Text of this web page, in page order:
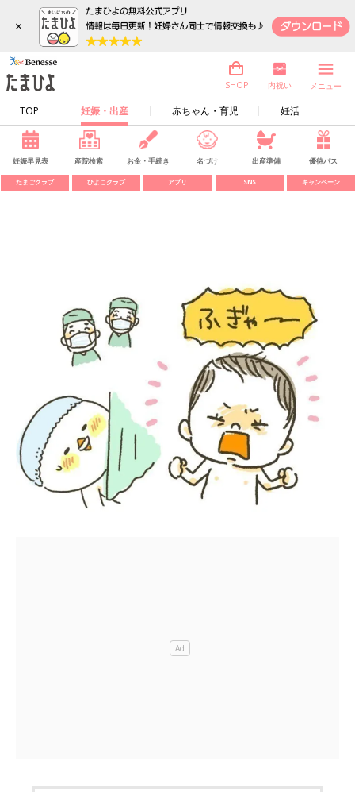
×
TOP 妊娠・出産 赤ちゃん・育児 妊活
SHOP 内祝い メニュー
妊娠早見表 産院検索 お金・手続き 名づけ 出産準備 優待パス
たまごクラブ ひよこクラブ アプリ SNS キャンペーン